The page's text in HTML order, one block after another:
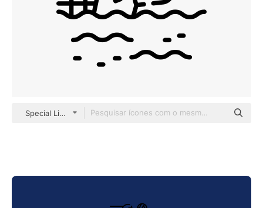
Special Lineal